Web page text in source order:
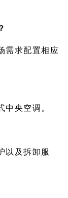
需求配置相应
央空调。
以及拆卸服